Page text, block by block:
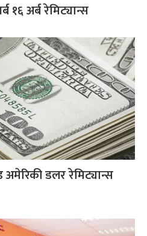
१६ अर्ब रेमिट्यान्स
अमेरिकी डलर रेमिट्यान्स